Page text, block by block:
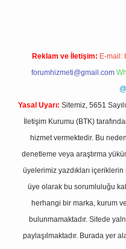
Reklam ve İletişim: E-mail:
forumhizmeti@gmail.com
Yasal Uyarı: Sitemiz, 5651
İletişim Kurumu (BTK)
hizmet vermektedir. Bu
denetleme veya araştırma
üyelerimiz yazdıkları
üye olarak bu sorumluluğu
herhangi bir marka, kurum
bulunmamaktadır. Sitede
paylaşılmaktadır. Burada yer